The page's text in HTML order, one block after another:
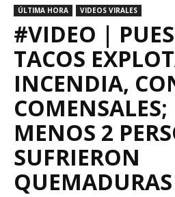
ÚLTIMA HORA VIDEOS VIRALES
#VIDEO |
TACOS
INCENDIA,
COMENSALES;
MENOS 2
SUFRIERON